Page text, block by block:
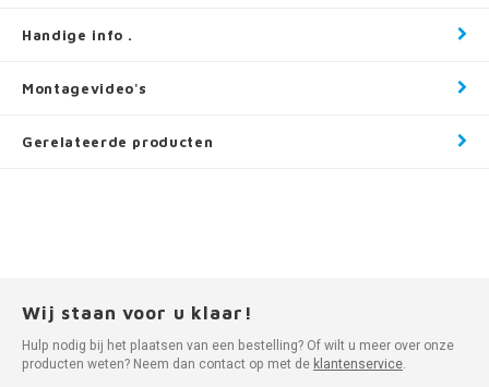
Handige info .
Montagevideo's
Gerelateerde producten
Wij staan voor u klaar!
Hulp nodig bij het plaatsen van een bestelling? Of wilt u meer over onze
producten weten? Neem dan contact op met de klantenservice.